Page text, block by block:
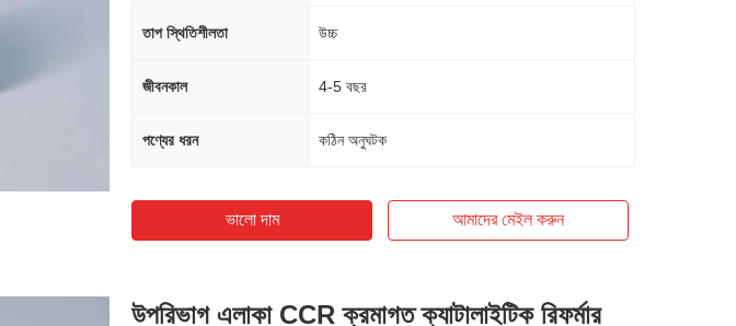
তাপ স্থিতিশীলতা উচ্চ
জীবনকাল 4-5 বছর
পণ্যের ধরন কঠিন অনুঘটক
ভালো দাম আমাদের মেইল ​​করুন
উপরিভাগ এলাকা CCR ক্রমাগত ক্যাটালাইটিক রিফর্মার